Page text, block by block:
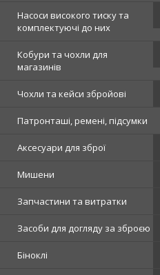
Насоси високого тиску та
комплектуючі до них
Кобури та чохли для
магазинів
Чохли та кейси збройові
Патронташі, ремені, підсумки
Аксесуари для зброї
Мишени
Запчастини та витратки
Засоби для догляду за зброєю
Біноклі